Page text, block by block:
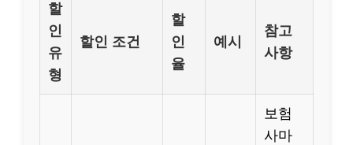
할
인
유
형
할인 조건
할
인
율
예시
참고
사항
보험
사마